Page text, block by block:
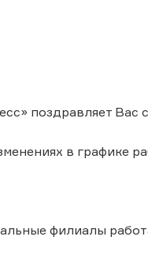
поздравляет
в графике
филиалы